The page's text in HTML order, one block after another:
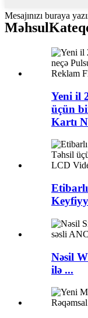
Mesajınızı buraya
Məhsul
Yeni il
üçün
Kartı
Nəsil
ilə ...